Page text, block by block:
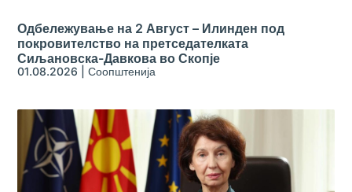
Одбележување на 2 Август – Илинден под
покровителство на претседателката
Сиљановска-Давкова во Скопје
01.08.2026 |Соопштенија